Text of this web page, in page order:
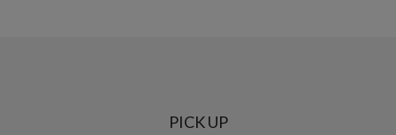
PICK UP